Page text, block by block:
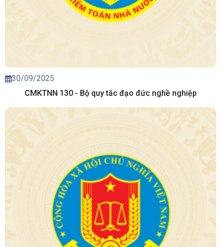
30/09/2025
CMKTNN 130 - Bộ quy tắc đạo đức nghề nghiệp